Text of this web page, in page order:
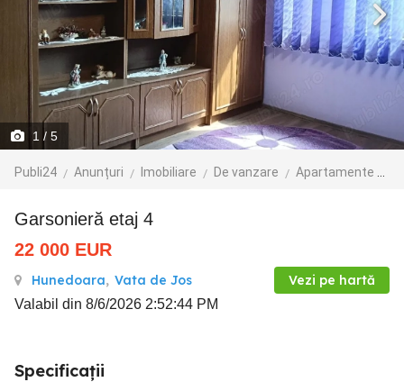
1 / 5
Publi24 Anunțuri Imobiliare De vanzare Apartamente de vanzare
Garsonieră etaj 4
22 000 EUR
Hunedoara, Vata de Jos Vezi pe hartă
Valabil din 8/6/2026 2:52:44 PM
Specificații